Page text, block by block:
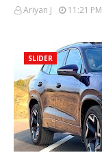
Ariyan J 11:21 PM
SLIDER